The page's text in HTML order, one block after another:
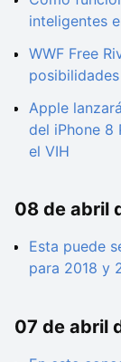
inteligentes
WWF Free
Apple
del iPhone 8
el VIH
08 de abril
Esta puede
para 2018 y
07 de abril